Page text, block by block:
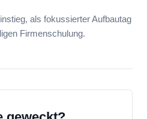
als fokussierter Aufbautag
Firmenschulung.